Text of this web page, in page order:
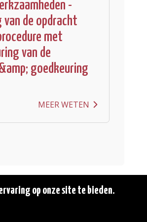
-
de opdracht
met
van de
goedkeuring
MEER WETEN
op onze site te bieden.